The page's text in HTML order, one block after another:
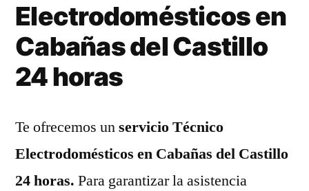
Electrodomésticos en
Cabañas del Castillo
24 horas
Te ofrecemos unservicio Técnico
Electrodomésticos en Cabañas del Castillo
24 horas. Para garantizar la asistencia